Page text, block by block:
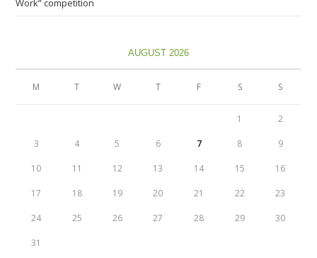
Work” competition
AUGUST 2026
M T W T F S S
1 2
3 4 5 6 7 8 9
10 11 12 13 14 15 16
17 18 19 20 21 22 23
24 25 26 27 28 29 30
31